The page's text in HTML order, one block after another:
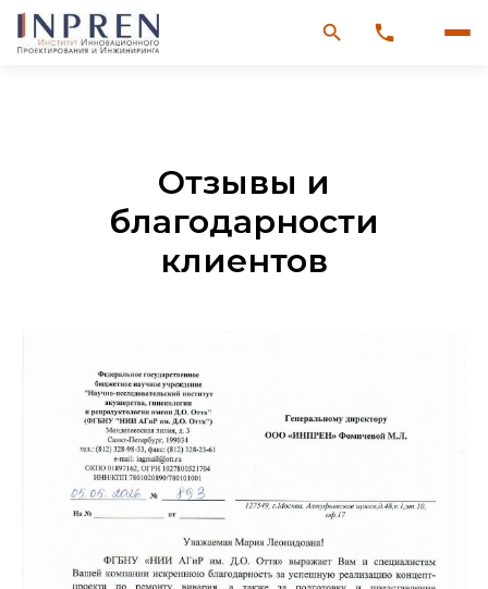
Отзывы и
благодарности
клиентов